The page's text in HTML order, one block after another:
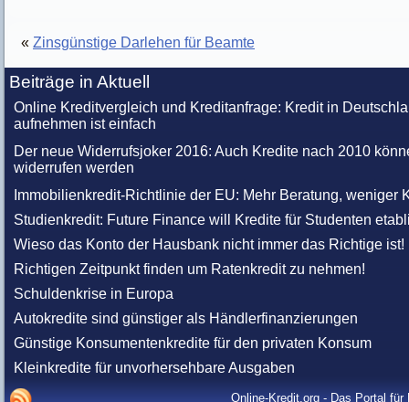
« Zinsgünstige Darlehen für Beamte
Beiträge in Aktuell
Online Kreditvergleich und Kreditanfrage: Kredit in
aufnehmen ist einfach
Der neue Widerrufsjoker 2016: Auch Kredite nach 2010
widerrufen werden
Immobilienkredit-Richtlinie der EU: Mehr Beratung, weniger
Studienkredit: Future Finance will Kredite für Studenten
Wieso das Konto der Hausbank nicht immer das Richtige ist!
Richtigen Zeitpunkt finden um Ratenkredit zu nehmen!
Schuldenkrise in Europa
Autokredite sind günstiger als Händlerfinanzierungen
Günstige Konsumentenkredite für den privaten Konsum
Kleinkredite für unvorhersehbare Ausgaben
Online-Kredit.org - Das Portal